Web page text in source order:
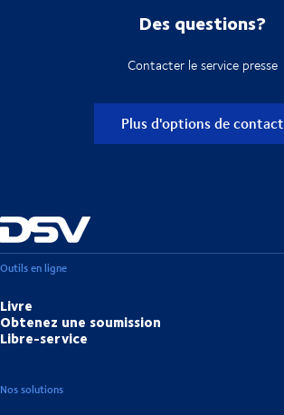
Des questions?
Contacter le service presse
Plus d'options de contact
Outils en ligne
Livre
Obtenez une soumission
Libre-service
Nos solutions